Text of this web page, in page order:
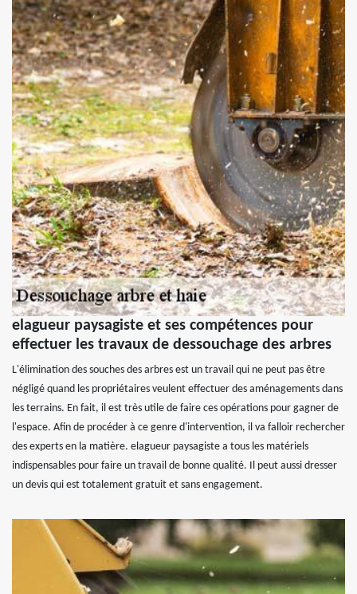
elagueur paysagiste et ses compétences pour
effectuer les travaux de dessouchage des arbres
L'élimination des souches des arbres est un travail qui ne peut pas être
négligé quand les propriétaires veulent effectuer des aménagements dans
les terrains. En fait, il est très utile de faire ces opérations pour gagner de
l'espace. Afin de procéder à ce genre d'intervention, il va falloir rechercher
des experts en la matière. elagueur paysagiste a tous les matériels
indispensables pour faire un travail de bonne qualité. Il peut aussi dresser
un devis qui est totalement gratuit et sans engagement.